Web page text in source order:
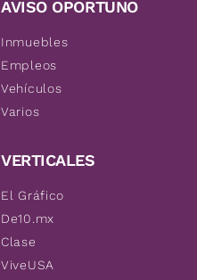
AVISO OPORTUNO
Inmuebles
Empleos
Vehículos
Varios
VERTICALES
El Gráfico
De10.mx
Clase
ViveUSA